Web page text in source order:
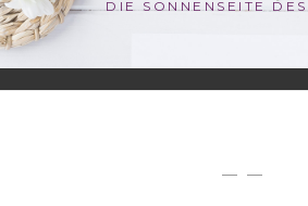
DIE SONNENSEITE
— —